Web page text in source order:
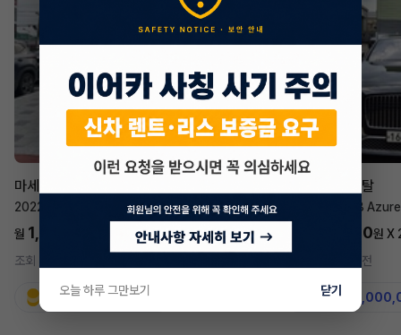
승계 매니저
한태현
마세라티 르반떼
2022년
2.0 Hybrid GT
월 1,697,700 24개월
조회 757
지원금31,860,000원
벤틀리 컨티넨탈
4.0 V8 Azure
5,577,270원 X
2주 전
지원금
오늘 하루 그만보기 닫기